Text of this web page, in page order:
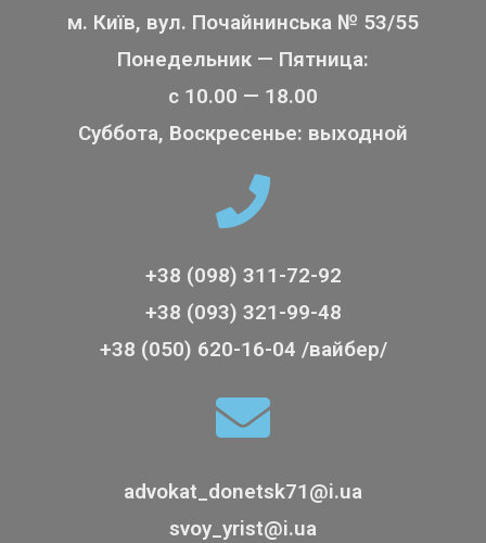
м. Київ, вул. Почайнинська № 53/55
Понедельник — Пятница:
с 10.00 — 18.00
Суббота, Воскресенье: выходной
+38 (098) 311-72-92
+38 (093) 321-99-48
+38 (050) 620-16-04 /вайбер/
advokat_donetsk71@i.ua
svoy_yrist@i.ua